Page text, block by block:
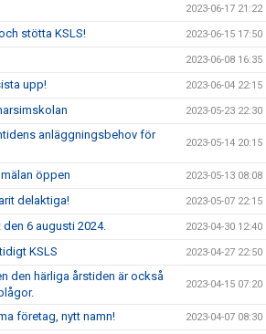
2023-06-17 21:22
stötta KSLS! 2023-06-15 17:50
2023-06-08 16:35
upp! 2023-06-04 22:15
2023-05-23 22:30
anläggningsbehov för
2023-05-14 20:15
öppen 2023-05-13 08:08
delaktiga! 2023-05-07 22:15
den 6 augusti 2024. 2023-04-30 12:40
KSLS 2023-04-27 22:50
den härliga årstiden är också
2023-04-15 07:20
företag, nytt namn! 2023-04-07 08:30